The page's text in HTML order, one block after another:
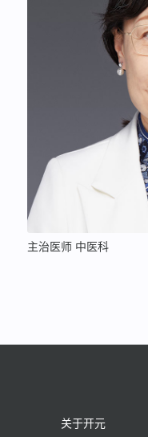
主治医师 中医科
关于开元